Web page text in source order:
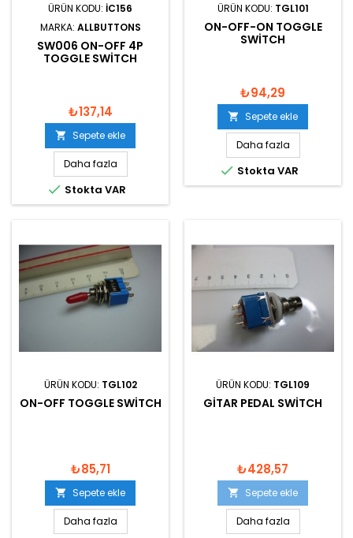
ÜRÜN KODU: IC156
MARKA: ALLBUTTONS
SW006 ON-OFF 4P
TOGGLE SWITCH
₺137,14
 Sepete ekle
Daha fazla
 Stokta VAR
ÜRÜN KODU: TGL101
ON-OFF-ON TOGGLE
SWITCH
₺94,29
 Sepete ekle
Daha fazla
 Stokta VAR
ÜRÜN KODU: TGL102
ON-OFF TOGGLE SWITCH
₺85,71
 Sepete ekle
Daha fazla
ÜRÜN KODU: TGL109
GITAR PEDAL SWITCH
₺428,57
 Sepete ekle
Daha fazla